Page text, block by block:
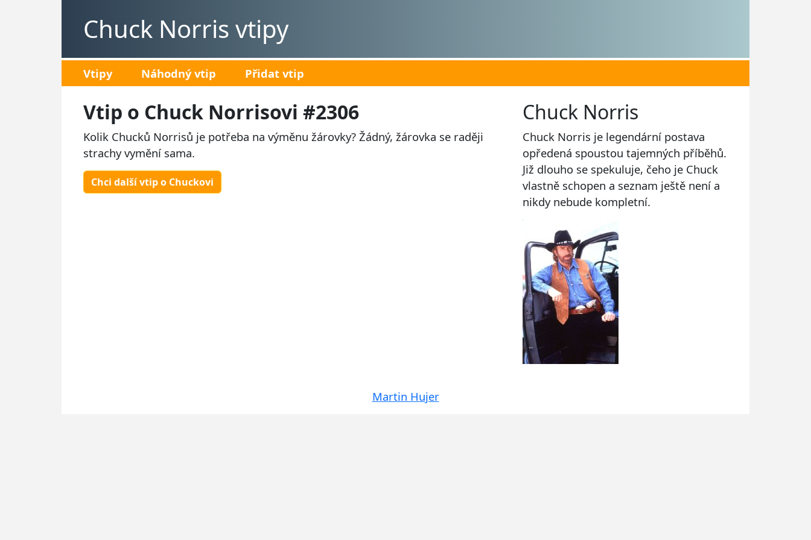
Chuck Norris vtipy
Vtipy Náhodný vtip Přidat vtip
Vtip o Chuck Norrisovi #2306
Kolik Chucků Norrisů je potřeba na výměnu žárovky? Žádný, žárovka se raději
strachy vymění sama.
Chci další vtip o Chuckovi
Chuck Norris
Chuck Norris je legendární postava
opředená spoustou tajemných příběhů.
Již dlouho se spekuluje, čeho je Chuck
vlastně schopen a seznam ještě není a
nikdy nebude kompletní.
Martin Hujer